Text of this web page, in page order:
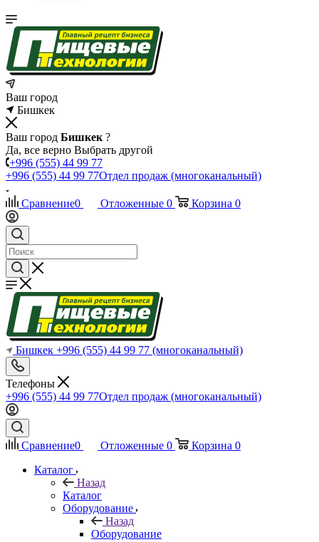
Ваш город
Бишкек
Ваш город Бишкек ?
Да, все верно Выбрать другой
+996 (555) 44 99 77
+996 (555) 44 99 77Отдел продаж (многоканальный)
Сравнение0 Отложенные 0 Корзина 0
Бишкек +996 (555) 44 99 77 (многоканальный)
Телефоны
+996 (555) 44 99 77Отдел продаж (многоканальный)
Сравнение0 Отложенные 0 Корзина 0
Каталог
Назад
Каталог
Оборудование
Назад
Оборудование